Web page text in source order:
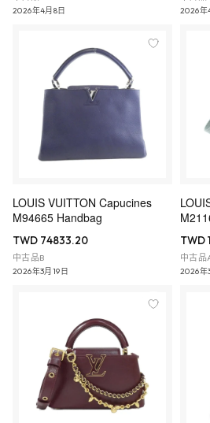
2026年4月8日 2026年
LOUIS VUITTON Capucines
M94665 Handbag
TWD 74833.20
中古品B
2026年3月19日
TWD
中古品
2026年